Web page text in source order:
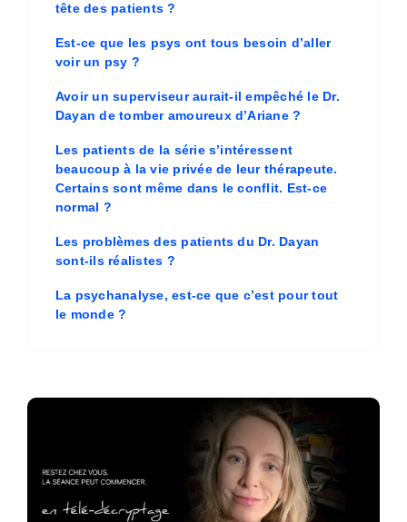
tête des patients ?
Est-ce que les psys ont tous besoin d’aller
voir un psy ?
Avoir un superviseur aurait-il empêché le Dr.
Dayan de tomber amoureux d’Ariane ?
Les patients de la série s’intéressent
beaucoup à la vie privée de leur thérapeute.
Certains sont même dans le conflit. Est-ce
normal ?
Les problèmes des patients du Dr. Dayan
sont-ils réalistes ?
La psychanalyse, est-ce que c’est pour tout
le monde ?